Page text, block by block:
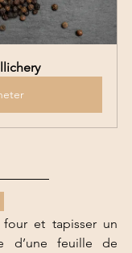
four et tapisser un
d’une feuille de